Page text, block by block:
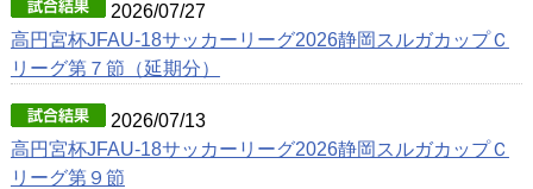
2026/07/27
高円宮杯JFAU-18サッカーリーグ2026静岡スルガカップＣ
リーグ第７節（延期分）
2026/07/13
高円宮杯JFAU-18サッカーリーグ2026静岡スルガカップＣ
リーグ第９節